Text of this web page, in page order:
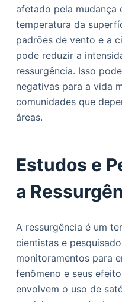
afetado pela mudança
temperatura da
padrões de vento e a
pode reduzir a
ressurgência. Isso
negativas para a vida
comunidades que
áreas.
Estudos e
a
A ressurgência é um
cientistas e
monitoramentos para
fenômeno e seus
envolvem o uso de